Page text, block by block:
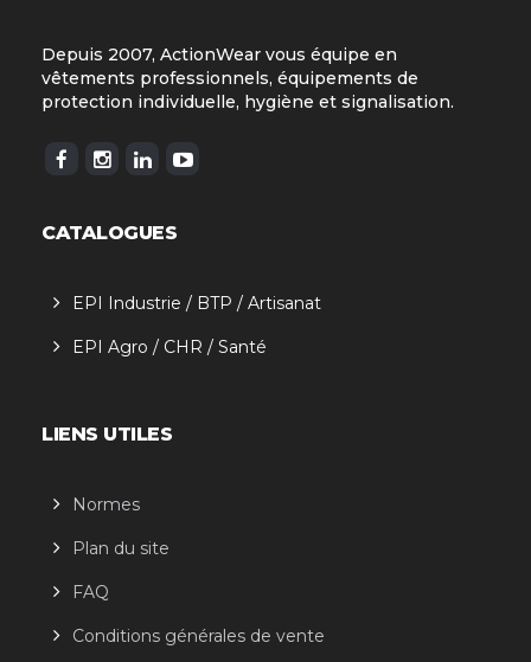
Depuis 2007, ActionWear vous équipe en
vêtements professionnels, équipements de
protection individuelle, hygiène et signalisation.
CATALOGUES
EPI Industrie / BTP / Artisanat
EPI Agro / CHR / Santé
LIENS UTILES
Normes
Plan du site
FAQ
Conditions générales de vente